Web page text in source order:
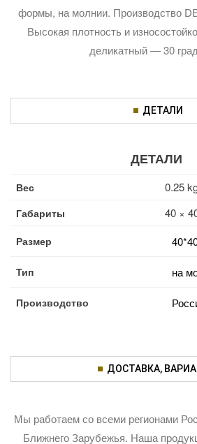
формы, на молнии. Производство
Высокая плотность и
деликатный — 30
ДЕТАЛИ
ДЕТАЛИ
Вес 0.25
Габариты 40 ×
Размер
Тип на
Производство
ДОСТАВКА,
Мы работаем со всеми регионами
Ближнего Зарубежья. Наша